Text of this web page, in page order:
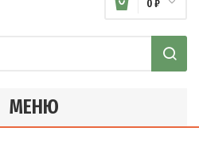
0 ₽
МЕНЮ